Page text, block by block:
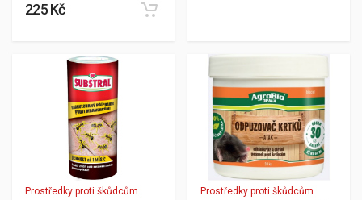
225 Kč
Prostředky proti škůdcům Prostředky proti škůdcům